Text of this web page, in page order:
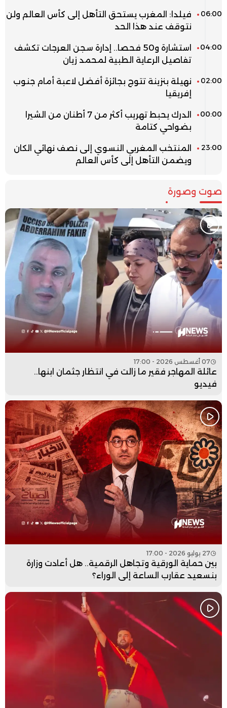
06:00
فيلدا: المغرب يستحق التأهل إلى كأس العالم ولن
نتوقف عند هذا الحد
04:00
استشارة و50 فحصا.. إدارة سجن العرجات تكشف
تفاصيل الرعاية الطبية لمحمد زيان
02:00
نهيلة بنزينة تتوج بجائزة أفضل لاعبة أمام جنوب
إفريقيا
00:00
الدرك يحبط تهريب أكثر من 7 أطنان من الشيرا
بضواحي كتامة
23:00
المنتخب المغربي النسوي إلى نصف نهائي الكان
ويضمن التأهل إلى كأس العالم
صوت وصورة
07 أغسطس 2026 - 17:00
عائلة المهاجر فقير ما زالت في انتظار جثمان ابنها..
فيديو
27 يوليو 2026 - 17:00
بين حماية الورقية وتجاهل الرقمية.. هل أعادت وزارة
بنسعيد عقارب الساعة إلى الوراء؟